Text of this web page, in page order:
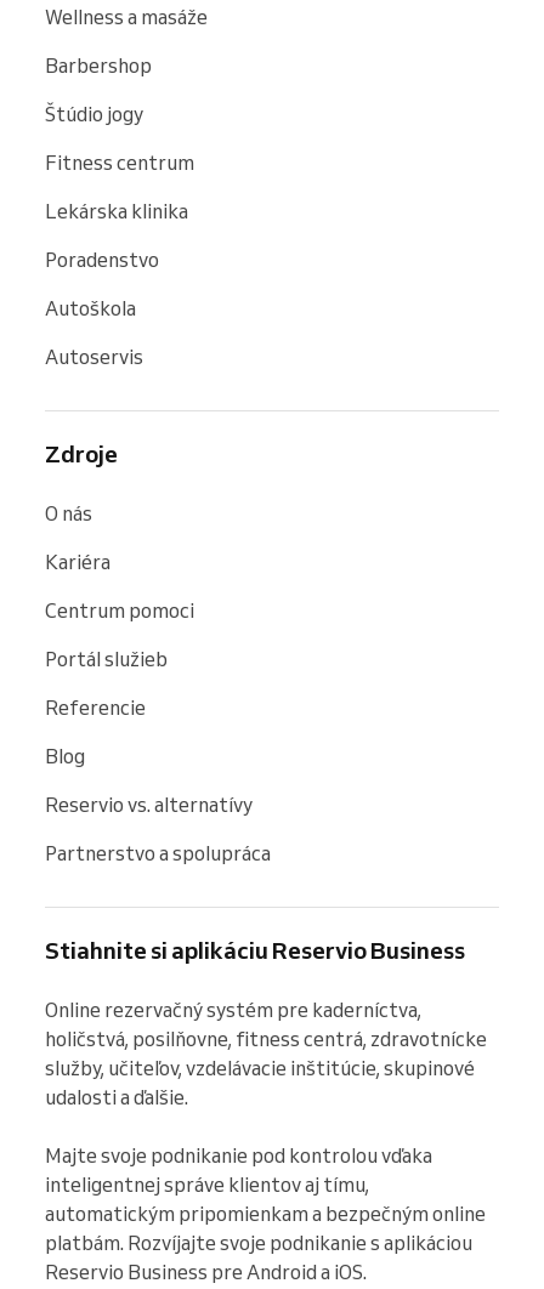
Wellness a masáže
Barbershop
Štúdio jogy
Fitness centrum
Lekárska klinika
Poradenstvo
Autoškola
Autoservis
Zdroje
O nás
Kariéra
Centrum pomoci
Portál služieb
Referencie
Blog
Reservio vs. alternatívy
Partnerstvo a spolupráca
Stiahnite si aplikáciu Reservio Business
Online rezervačný systém pre kaderníctva,
holičstvá, posilňovne, fitness centrá, zdravotnícke
služby, učiteľov, vzdelávacie inštitúcie, skupinové
udalosti a ďalšie.
Majte svoje podnikanie pod kontrolou vďaka
inteligentnej správe klientov aj tímu,
automatickým pripomienkam a bezpečným online
platbám. Rozvíjajte svoje podnikanie s aplikáciou
Reservio Business pre Android a iOS.